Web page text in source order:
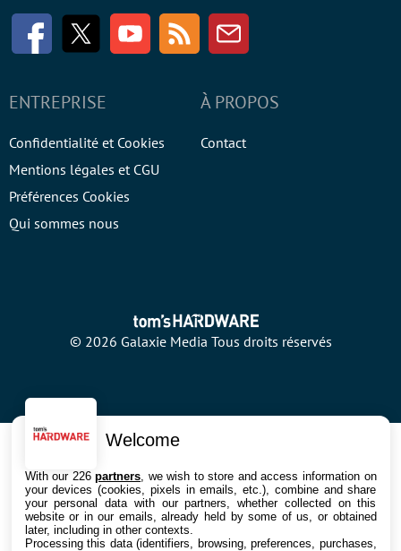
FacebookTwitter Youtube RSS Newsletter
ENTREPRISE
Confidentialité et Cookies
Mentions légales et CGU
Préférences Cookies
Qui sommes nous
À PROPOS
Contact
© 2026 Galaxie Media Tous droits réservés
Welcome
With our 226partners , we wish to store and access information on
your devices (cookies, pixels in emails, etc.), combine and share
your personal data with our partners, whether collected on this
website or in our emails, already held by some of us, or obtained
later, including in other contexts.
Processing this data (identifiers, browsing, preferences, purchases,